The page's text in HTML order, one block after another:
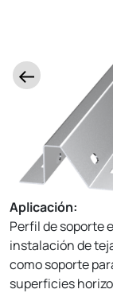
Aplicación:
Perfil de soporte
instalación de
como soporte
superficies